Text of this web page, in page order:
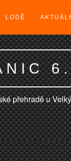
LODĚ
přehradě u